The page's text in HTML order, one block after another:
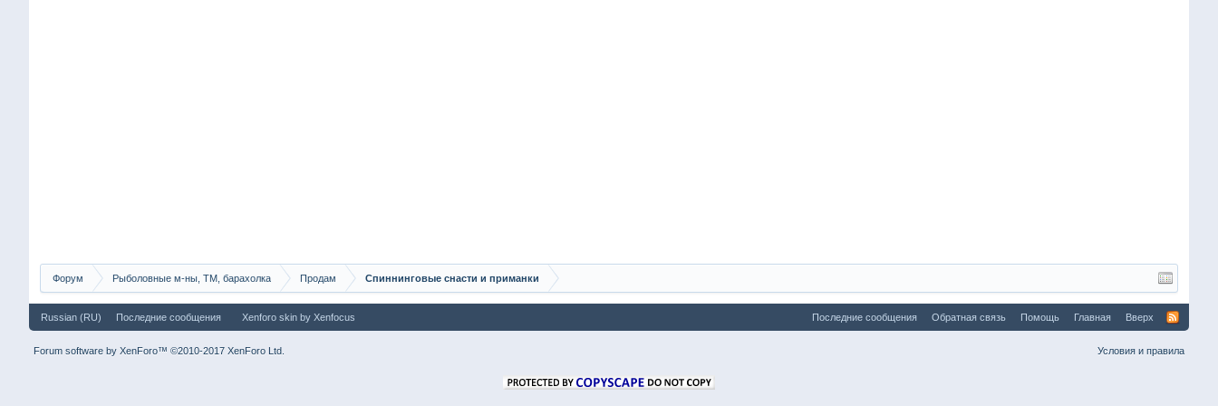
Форум Рыболовные м-ны, ТМ, барахолка Продам Спиннинговые снасти и приманки
Russian (RU) Последние сообщения Xenforo skinby Xenfocus Последние сообщения Обратная связь Помощь Главная Вверх
Условия и правила
Forum software by XenForo™ ©2010-2017 XenForo Ltd.